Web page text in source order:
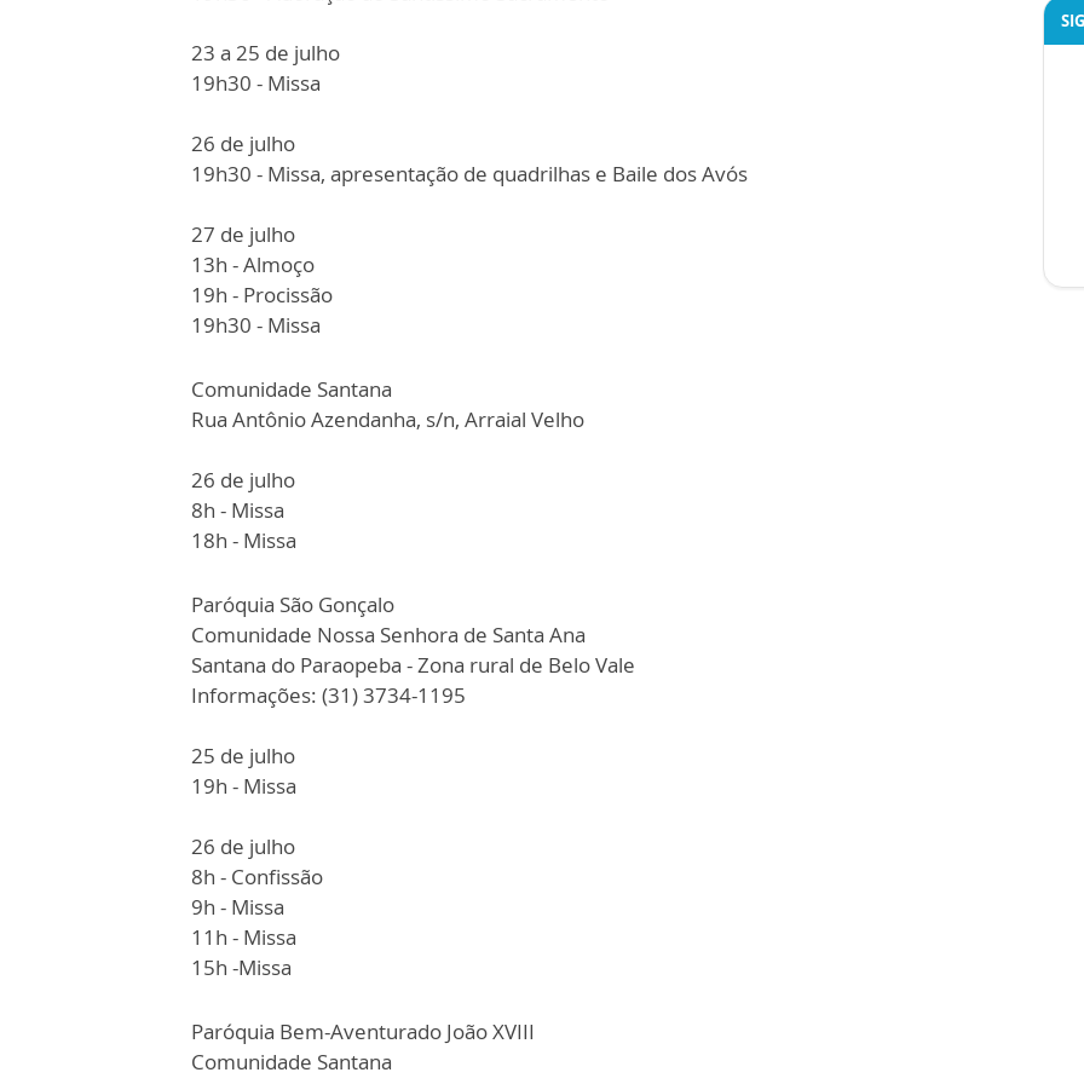
23 a 25 de julho
19h30 - Missa
26 de julho
19h30 - Missa, apresentação de quadrilhas e Baile dos Avós
27 de julho
13h - Almoço
19h - Procissão
19h30 - Missa
Comunidade Santana
Rua Antônio Azendanha, s/n, Arraial Velho
26 de julho
8h - Missa
18h - Missa
Paróquia São Gonçalo
Comunidade Nossa Senhora de Santa Ana
Santana do Paraopeba - Zona rural de Belo Vale
Informações: (31) 3734-1195
25 de julho
19h - Missa
26 de julho
8h - Confissão
9h - Missa
11h - Missa
15h -Missa
Paróquia Bem-Aventurado João XVIII
Comunidade Santana